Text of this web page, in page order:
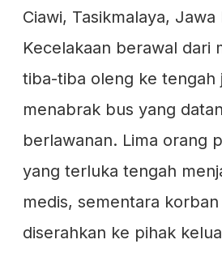
Ciawi, Tasikmalaya, Jawa
Kecelakaan berawal dari
tiba-tiba oleng ke tengah
menabrak bus yang
berlawanan. Lima orang
yang terluka tengah
medis, sementara
diserahkan ke pihak